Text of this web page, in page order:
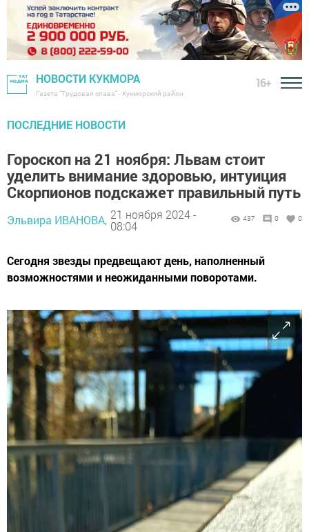
НОВОСТИ КУКМОРА
Газета "Трудовая слава" - Кукморский район
16+
ПОСЛЕДНИЕ НОВОСТИ
Гороскоп на 21 ноября: Львам стоит
уделить внимание здоровью, интуиция
Скорпионов подскажет правильный путь
Эльвира ИВАНОВА, 21 ноября 2024 -
08:04
437 0 0
Сегодня звезды предвещают день, наполненный
возможностями и неожиданными поворотами.